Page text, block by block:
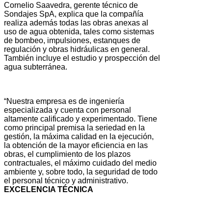
Cornelio Saavedra, gerente técnico de
Sondajes SpA, explica que la compañía
realiza además todas las obras anexas al
uso de agua obtenida, tales como sistemas
de bombeo, impulsiones, estanques de
regulación y obras hidráulicas en general.
También incluye el estudio y prospección del
agua subterránea.
“Nuestra empresa es de ingeniería
especializada y cuenta con personal
altamente calificado y experimentado. Tiene
como principal premisa la seriedad en la
gestión, la máxima calidad en la ejecución,
la obtención de la mayor eficiencia en las
obras, el cumplimiento de los plazos
contractuales, el máximo cuidado del medio
ambiente y, sobre todo, la seguridad de todo
el personal técnico y administrativo.
EXCELENCIA TÉCNICA